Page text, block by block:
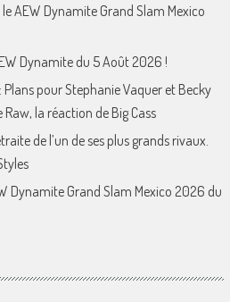
AEW Dynamite Grand Slam Mexico
Dynamite du 5 Août 2026 !
Plans pour Stephanie Vaquer et Becky
la réaction de Big Cass
de l’un de ses plus grands rivaux.
Dynamite Grand Slam Mexico 2026 du